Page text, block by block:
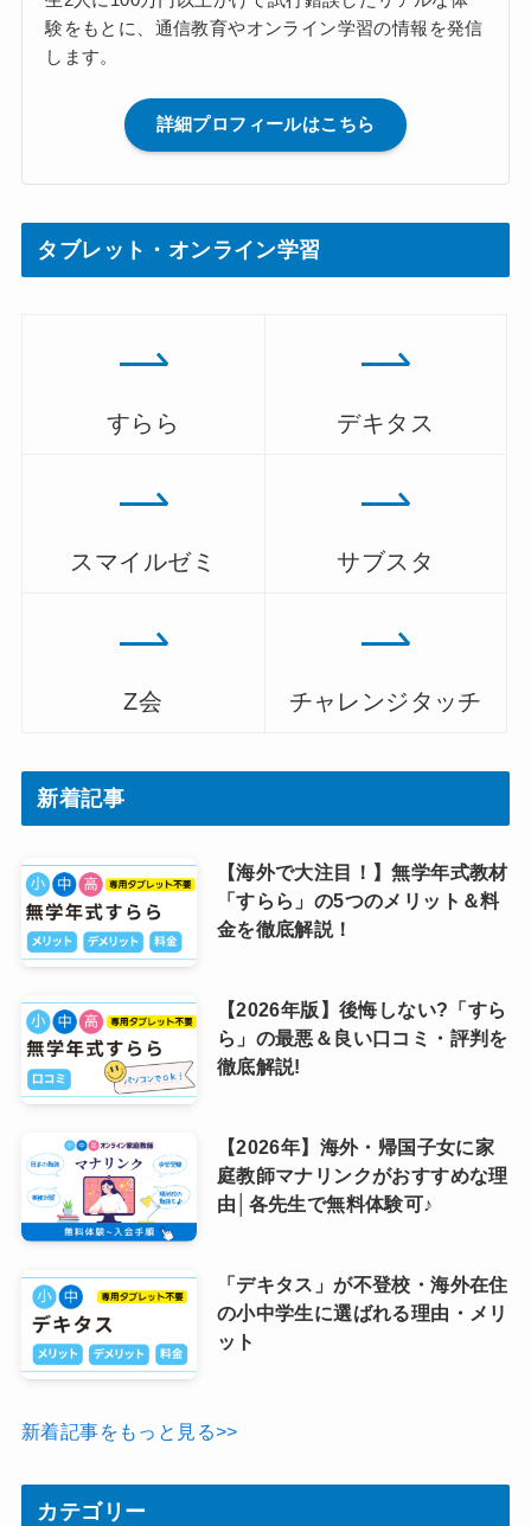
験をもとに、通信教育やオンライン学習の情報を発信
します。
詳細プロフィールはこちら
タブレット・オンライン学習
すらら デキタス
スマイルゼミ サブスタ
Z会 チャレンジタッチ
新着記事
【海外で大注目！】無学年式教材
「すらら」の5つのメリット＆料
金を徹底解説！
【2026年版】後悔しない?「すら
ら」の最悪＆良い口コミ・評判を
徹底解説!
【2026年】海外・帰国子女に家
庭教師マナリンクがおすすめな理
由│各先生で無料体験可♪
「デキタス」が不登校・海外在住
の小中学生に選ばれる理由・メリ
ット
新着記事をもっと見る>>
カテゴリー